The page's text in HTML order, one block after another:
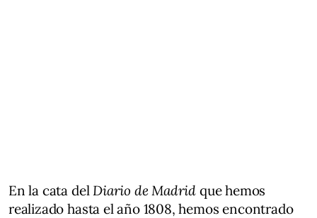
En la cata delDiario de Madrid que hemos
realizado hasta el año 1808, hemos encontrado